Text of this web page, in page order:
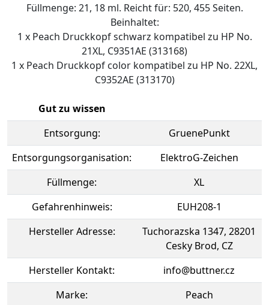
Füllmenge: 21, 18 ml. Reicht für: 520, 455 Seiten.
Beinhaltet:
1 x Peach Druckkopf schwarz kompatibel zu HP No.
21XL, C9351AE (313168)
1 x Peach Druckkopf color kompatibel zu HP No. 22XL,
C9352AE (313170)
Gut zu wissen
Entsorgung:
GruenePunkt
Entsorgungsorganisation:
ElektroG-Zeichen
Füllmenge:
XL
Gefahrenhinweis:
EUH208-1
Hersteller Adresse:
Tuchorazska 1347, 28201
Cesky Brod, CZ
Hersteller Kontakt:
info@buttner.cz
Marke:
Peach